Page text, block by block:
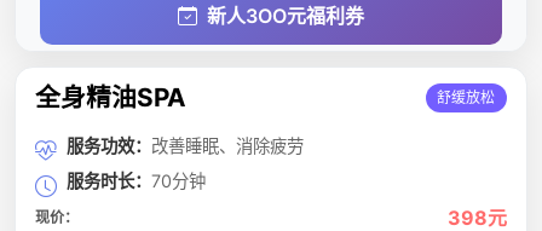
新人3OO元福利券
全身精油SPA 舒缓放松
服务功效： 改善睡眠、消除疲劳
服务时长： 70分钟
现价： 398元